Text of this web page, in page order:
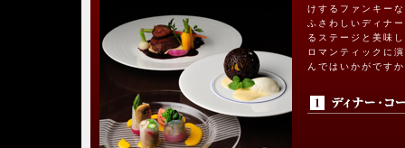
けするファンキー
ふさわしいディナ
るステージと美味
ロマンティックに
んではいかがです